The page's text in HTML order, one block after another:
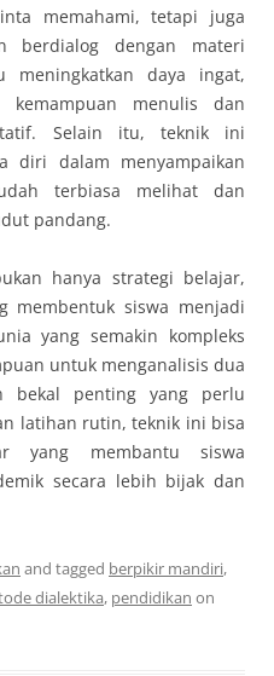
memahami, tetapi juga
berdialog dengan materi
meningkatkan daya ingat,
kemampuan menulis dan
Selain itu, teknik ini
diri dalam menyampaikan
terbiasa melihat dan
pandang.
hanya strategi belajar,
membentuk siswa menjadi
yang semakin kompleks
untuk menganalisis dua
penting yang perlu
latihan rutin, teknik ini bisa
yang membantu siswa
secara lebih bijak dan
and tagged berpikir mandiri,
dialektika, pendidikan on